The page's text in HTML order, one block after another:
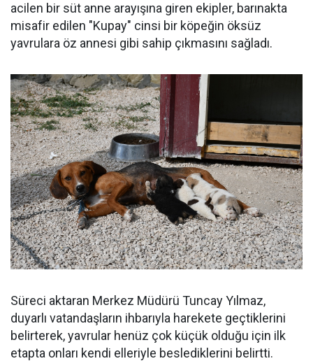
acilen bir süt anne arayışına giren ekipler, barınakta
misafir edilen "Kupay" cinsi bir köpeğin öksüz
yavrulara öz annesi gibi sahip çıkmasını sağladı.
Süreci aktaran Merkez Müdürü Tuncay Yılmaz,
duyarlı vatandaşların ihbarıyla harekete geçtiklerini
belirterek, yavrular henüz çok küçük olduğu için ilk
etapta onları kendi elleriyle beslediklerini belirtti.